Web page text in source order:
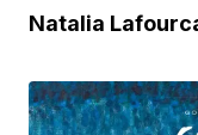
Natalia